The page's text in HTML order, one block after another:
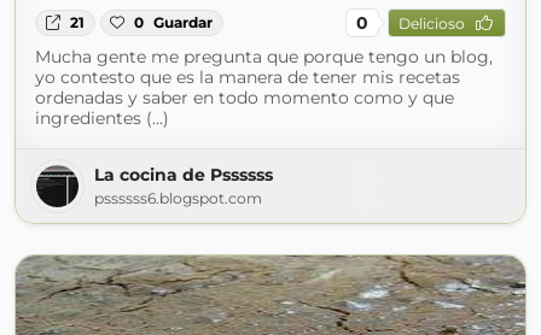
21 0 Guardar 0 Delicioso
Mucha gente me pregunta que porque tengo un blog,
yo contesto que es la manera de tener mis recetas
ordenadas y saber en todo momento como y que
ingredientes (...)
La cocina de Pssssss
pssssss6.blogspot.com